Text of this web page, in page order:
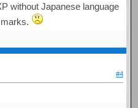
without Japanese language
#4